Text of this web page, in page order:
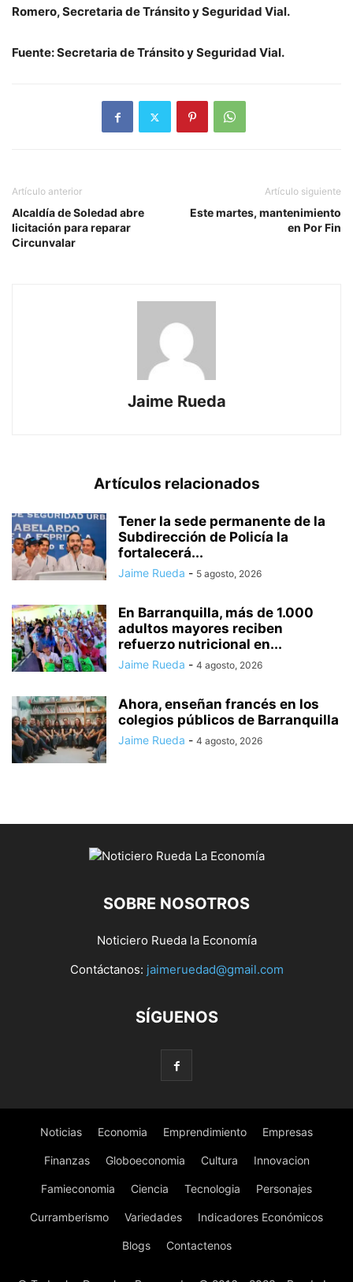
Romero, Secretaria de Tránsito y Seguridad Vial.
Fuente: Secretaria de Tránsito y Seguridad Vial.
Artículo anterior
Alcaldía de Soledad abre
licitación para reparar
Circunvalar
Artículo siguiente
Este martes, mantenimiento
en Por Fin
Jaime Rueda
Artículos relacionados
Tener la sede permanente de la
Subdirección de Policía la
fortalecerá...
Jaime Rueda - 5 agosto, 2026
En Barranquilla, más de 1.000
adultos mayores reciben
refuerzo nutricional en...
Jaime Rueda - 4 agosto, 2026
Ahora, enseñan francés en los
colegios públicos de Barranquilla
Jaime Rueda - 4 agosto, 2026
SOBRE NOSOTROS
Noticiero Rueda la Economía
Contáctanos: jaimeruedad@gmail.com
SÍGUENOS
Noticias Economia Emprendimiento Empresas
Finanzas Globoeconomia Cultura Innovacion
Famieconomia Ciencia Tecnologia Personajes
Curramberismo Variedades Indicadores Económicos
Blogs Contactenos